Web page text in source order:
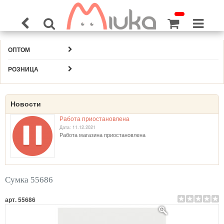
ОПТОМ
РОЗНИЦА
Новости
Работа приостановлена
Дата: 11.12.2021
Работа магазина приостановлена
Сумка 55686
арт. 55686